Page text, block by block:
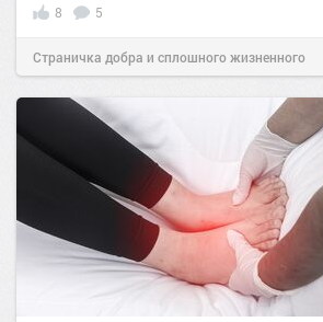
8 5
Страничка добра и сплошного жизненного
позитива!